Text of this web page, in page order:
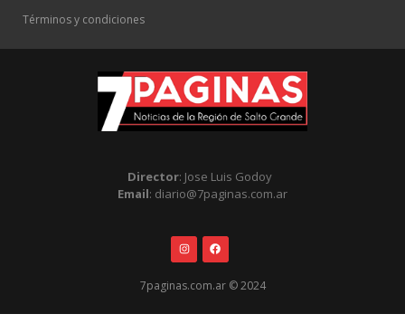
Términos y condiciones
Director: Jose Luis Godoy
Email: diario@7paginas.com.ar
7paginas.com.ar © 2024